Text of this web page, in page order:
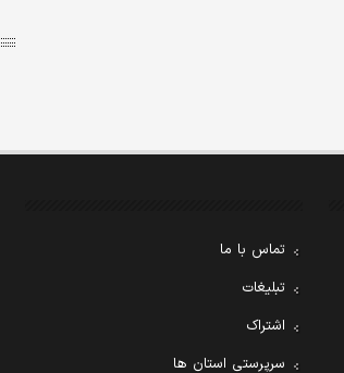
تماس با ما
تبلیغات
اشتراک
سرپرستی استان ها